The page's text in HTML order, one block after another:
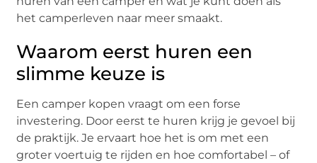
het camperleven naar meer smaakt.
Waarom eerst huren een
slimme keuze is
Een camper kopen vraagt om een forse
investering. Door eerst te huren krijg je gevoel bij
de praktijk. Je ervaart hoe het is om met een
groter voertuig te rijden en hoe comfortabel – of